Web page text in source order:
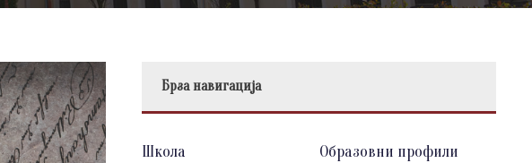
Брза навигација
Школа
Образовни профили